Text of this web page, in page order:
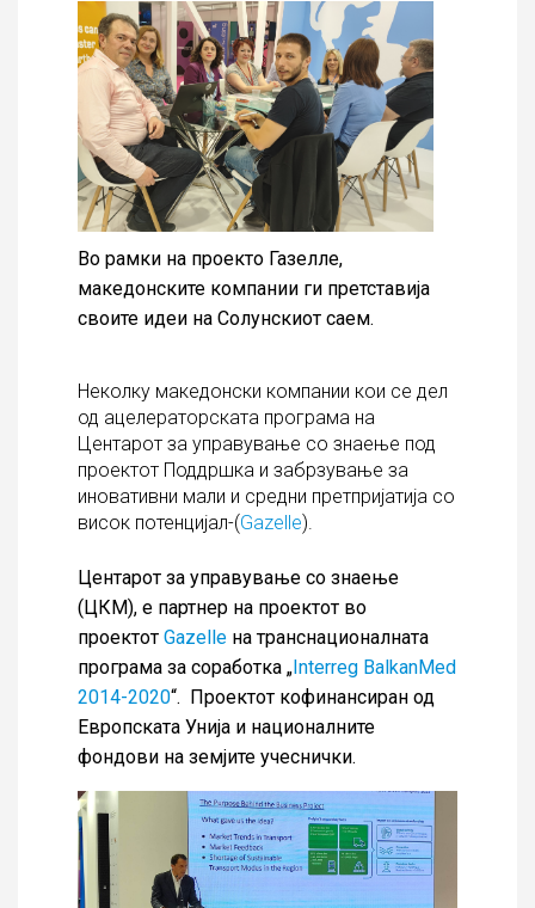
Во рамки на проекто Газелле,
македонските компании ги претставија
своите идеи на Солунскиот саем.
Неколку македонски компании кои се дел
од ацелераторската програма на
Центарот за управување со знаење под
проектот Поддршка и забрзување за
иновативни мали и средни претпријатија со
висок потенцијал-(Gazelle).
Центарот за управување со знаење
(ЦКМ), е партнер на проектот во
проектот Gazellе на транснационалната
програма за соработка „Interreg BalkanMed
2014-2020“. Проектот кофинансиран од
Европската Унија и националните
фондови на земјите учеснички.